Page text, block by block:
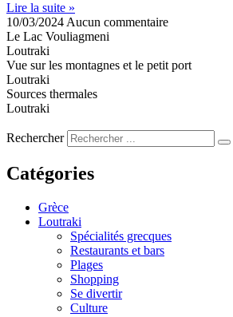
Lire la suite »
10/03/2024 Aucun commentaire
Le Lac Vouliagmeni
Loutraki
Vue sur les montagnes et le petit port
Loutraki
Sources thermales
Loutraki
Rechercher
Catégories
Grèce
Loutraki
Spécialités grecques
Restaurants et bars
Plages
Shopping
Se divertir
Culture